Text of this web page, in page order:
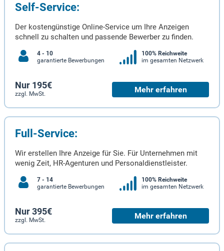
Self-Service:
Der kostengünstige Online-Service um Ihre Anzeigen
schnell zu schalten und passende Bewerber zu finden.
4 - 10
garantierte Bewerbungen
100% Reichweite
im gesamten Netzwerk
Nur 195€
zzgl. MwSt. Mehr erfahren
Full-Service:
Wir erstellen Ihre Anzeige für Sie. Für Unternehmen mit
wenig Zeit, HR-Agenturen und Personaldienstleister.
7 - 14
garantierte Bewerbungen
100% Reichweite
im gesamten Netzwerk
Nur 395€
zzgl. MwSt. Mehr erfahren